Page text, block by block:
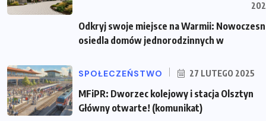
Odkryj swoje miejsce na Warmii:
osiedla domów jednorodzinnych w
SPOŁECZEŃSTWO 27 LUTEGO 2025
MFiPR: Dworzec kolejowy i stacja Olsztyn
Główny otwarte! (komunikat)